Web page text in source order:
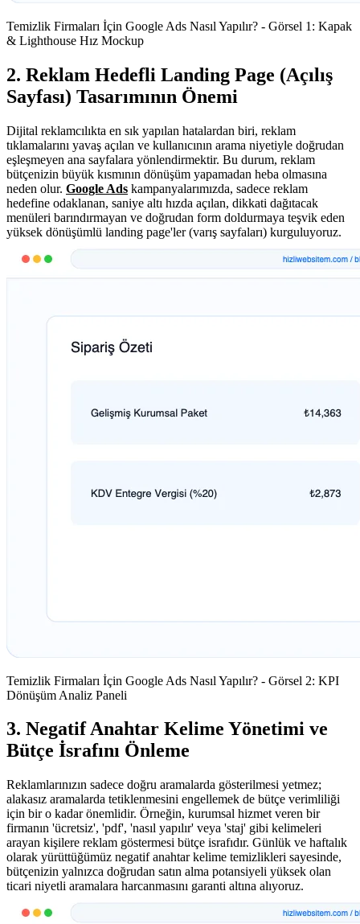
Temizlik Firmaları İçin Google Ads Nasıl Yapılır? - Görsel 1: Kapak
& Lighthouse Hız Mockup
2. Reklam Hedefli Landing Page (Açılış
Sayfası) Tasarımının Önemi
Dijital reklamcılıkta en sık yapılan hatalardan biri, reklam
tıklamalarını yavaş açılan ve kullanıcının arama niyetiyle doğrudan
eşleşmeyen ana sayfalara yönlendirmektir. Bu durum, reklam
bütçenizin büyük kısmının dönüşüm yapamadan heba olmasına
neden olur. Google Ads kampanyalarımızda, sadece reklam
hedefine odaklanan, saniye altı hızda açılan, dikkati dağıtacak
menüleri barındırmayan ve doğrudan form doldurmaya teşvik eden
yüksek dönüşümlü landing page'ler (varış sayfaları) kurguluyoruz.
Temizlik Firmaları İçin Google Ads Nasıl Yapılır? - Görsel 2: KPI
Dönüşüm Analiz Paneli
3. Negatif Anahtar Kelime Yönetimi ve
Bütçe İsrafını Önleme
Reklamlarınızın sadece doğru aramalarda gösterilmesi yetmez;
alakasız aramalarda tetiklenmesini engellemek de bütçe verimliliği
için bir o kadar önemlidir. Örneğin, kurumsal hizmet veren bir
firmanın 'ücretsiz', 'pdf', 'nasıl yapılır' veya 'staj' gibi kelimeleri
arayan kişilere reklam göstermesi bütçe israfıdır. Günlük ve haftalık
olarak yürüttüğümüz negatif anahtar kelime temizlikleri sayesinde,
bütçenizin yalnızca doğrudan satın alma potansiyeli yüksek olan
ticari niyetli aramalara harcanmasını garanti altına alıyoruz.